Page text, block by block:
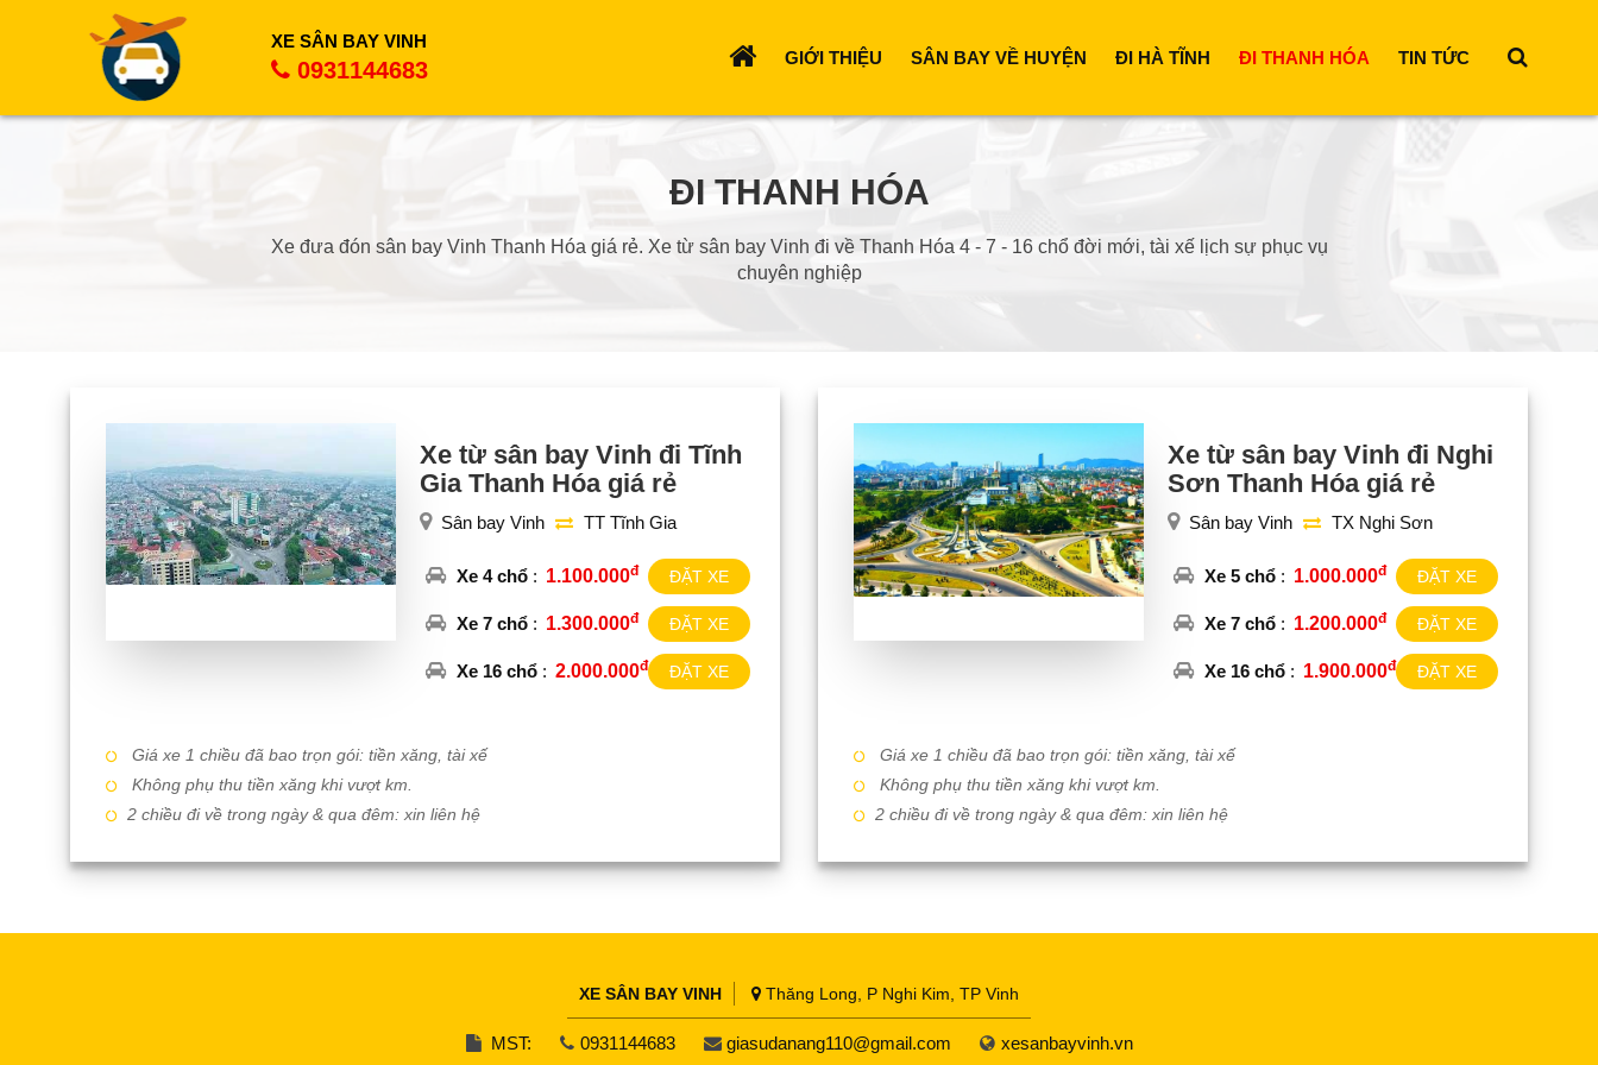
XE SÂN BAY VINH
0931144683 GIỚI THIỆU SÂN BAY VỀ HUYỆN ĐI HÀ TĨNH ĐI THANH HÓA TIN TỨC
ĐI THANH HÓA
Xe đưa đón sân bay Vinh Thanh Hóa giá rẻ. Xe từ sân bay Vinh đi về Thanh Hóa 4 - 7 - 16 chổ đời mới, tài xế lịch sự phục vụ
chuyên nghiệp
Xe từ sân bay Vinh đi Tĩnh
Gia Thanh Hóa giá rẻ
Sân bay Vinh TT Tĩnh Gia
Xe 4 chổ : 1.100.000đ ĐẶT XE
Xe 7 chổ : 1.300.000đ ĐẶT XE
Xe 16 chổ : 2.000.000đ ĐẶT XE
Giá xe 1 chiều đã bao trọn gói: tiền xăng, tài xế
Không phụ thu tiền xăng khi vượt km.
2 chiều đi về trong ngày & qua đêm: xin liên hệ
Xe từ sân bay Vinh đi Nghi
Sơn Thanh Hóa giá rẻ
Sân bay Vinh TX Nghi Sơn
Xe 5 chổ: 1.000.000đ ĐẶT XE
Xe 7 chổ: 1.200.000đ ĐẶT XE
Xe 16 chổ: 1.900.000đ ĐẶT XE
Giá xe 1 chiều đã bao trọn gói: tiền xăng, tài xế
Không phụ thu tiền xăng khi vượt km.
2 chiều đi về trong ngày & qua đêm: xin liên hệ
XE SÂN BAY VINH Thăng Long, P Nghi Kim, TP Vinh
MST: 0931144683 giasudanang110@gmail.com xesanbayvinh.vn